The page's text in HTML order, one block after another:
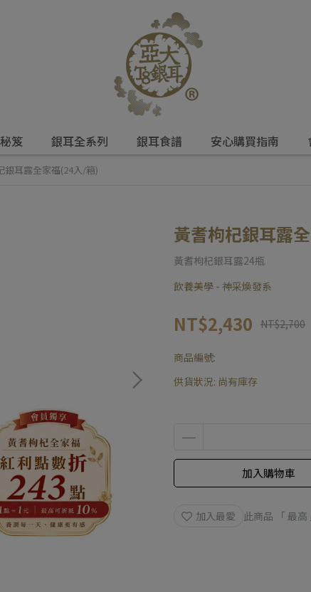
笈 銀耳全系列 銀耳食譜 安心購買指南
銀耳露全家福(24入/箱)
黃耆枸杞銀耳露
黃耆枸杞銀耳露24瓶
飲養美學 - 神采煥發系
NT$2,430 NT$2,700
商品編號:
供貨狀況: 尚有庫存
加入購物車
加入最愛 此商品 「 最